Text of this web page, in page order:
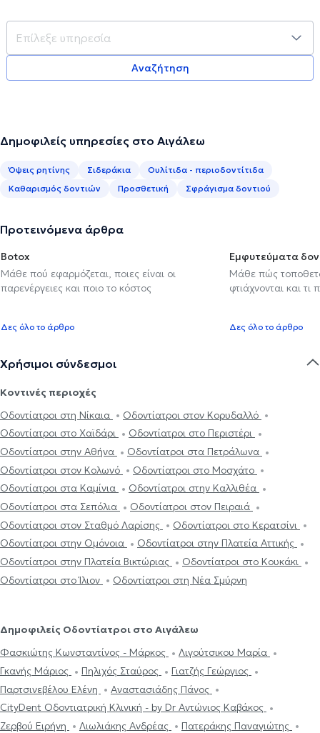
Αναζήτηση
Δημοφιλείς υπηρεσίες στο Αιγάλεω
Όψεις ρητίνης Σιδεράκια
Ουλίτιδα - περιοδοντίτιδα
Καθαρισμός δοντιών
Προσθετική Σφράγισμα δοντιού
Προτεινόμενα άρθρα
Botox
Μάθε πού εφαρμόζεται, ποιες είναι οι
παρενέργειες και ποιο το κόστος
Δες όλο το άρθρο
Εμφυτεύματα
Μάθε πώς
φτιάχνονται και τι
Δες όλο το άρθρο
Χρήσιμοι σύνδεσμοι
Κοντινές περιοχές
Οδοντίατροι στη Νίκαια
Οδοντίατροι στον Κορυδαλλό
Οδοντίατροι στο Χαϊδάρι
Οδοντίατροι στο Περιστέρι
Οδοντίατροι στην Αθήνα
Οδοντίατροι στα Πετράλωνα
Οδοντίατροι στον Κολωνό
Οδοντίατροι στο Μοσχάτο
Οδοντίατροι στα Καμίνια
Οδοντίατροι στην Καλλιθέα
Οδοντίατροι στα Σεπόλια
Οδοντίατροι στον Πειραιά
Οδοντίατροι στον Σταθμό Λαρίσης
Οδοντίατροι στο Κερατσίνι
Οδοντίατροι στην Ομόνοια
Οδοντίατροι στην Πλατεία Αττικής
Οδοντίατροι στην Πλατεία Βικτώριας
Οδοντίατροι στο Κουκάκι
Οδοντίατροι στο Ίλιον
Οδοντίατροι στη Νέα Σμύρνη
Δημοφιλείς Οδοντίατροι στο Αιγάλεω
Φασκιώτης Κωνσταντίνος - Μάρκος
Λιγούτσικου Μαρία
Γκανής Μάριος
Πηλιχός Σταύρος
Γιατζής Γεώργιος
Παρτσινεβέλου Ελένη
Αναστασιάδης Πάνος
CityDent Οδοντιατρική Κλινική - by Dr Αντώνιος Καβάκος
Ζερβού Ειρήνη
Λιωλιάκης Ανδρέας
Πατεράκης Παναγιώτης